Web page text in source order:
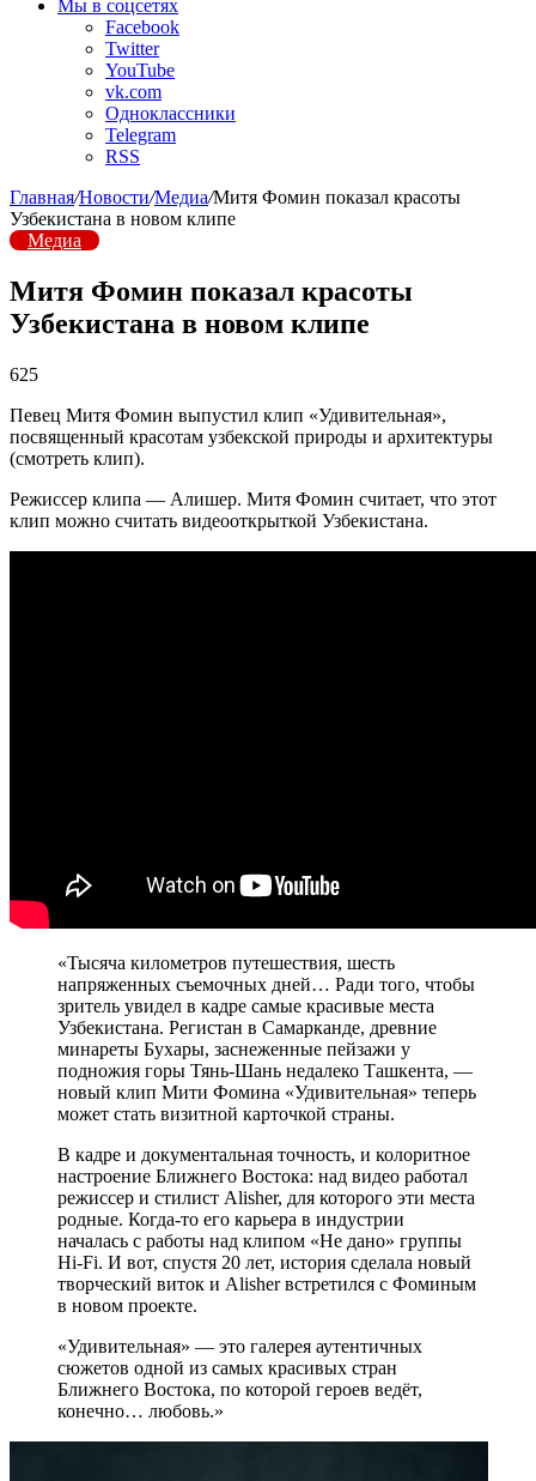
Мы в соцсетях
Facebook
Twitter
YouTube
vk.com
Одноклассники
Telegram
RSS
Главная/Новости/Медиа/Митя Фомин показал красоты
Узбекистана в новом клипе
Медиа
Митя Фомин показал красоты
Узбекистана в новом клипе
625
Певец Митя Фомин выпустил клип «Удивительная»,
посвященный красотам узбекской природы и архитектуры
(смотреть клип).
Режиссер клипа — Алишер. Митя Фомин считает, что этот
клип можно считать видеооткрыткой Узбекистана.
«Тысяча километров путешествия, шесть
напряженных съемочных дней… Ради того, чтобы
зритель увидел в кадре самые красивые места
Узбекистана. Регистан в Самарканде, древние
минареты Бухары, заснеженные пейзажи у
подножия горы Тянь-Шань недалеко Ташкента, —
новый клип Мити Фомина «Удивительная» теперь
может стать визитной карточкой страны.
В кадре и документальная точность, и колоритное
настроение Ближнего Востока: над видео работал
режиссер и стилист Alisher, для которого эти места
родные. Когда-то его карьера в индустрии
началась с работы над клипом «Не дано» группы
Hi-Fi. И вот, спустя 20 лет, история сделала новый
творческий виток и Alisher встретился с Фоминым
в новом проекте.
«Удивительная» — это галерея аутентичных
сюжетов одной из самых красивых стран
Ближнего Востока, по которой героев ведёт,
конечно… любовь.»